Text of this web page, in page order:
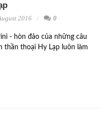
2016 0
- hòn đảo của những câu
thần thoại Hy Lạp luôn làm